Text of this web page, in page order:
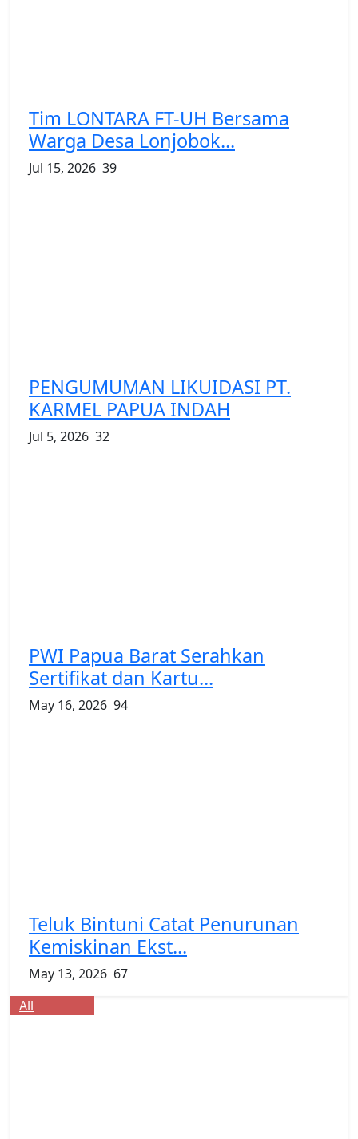
Tim LONTARA FT-UH Bersama
Warga Desa Lonjobok...
Jul 15, 2026 39
PENGUMUMAN LIKUIDASI PT.
KARMEL PAPUA INDAH
Jul 5, 2026 32
PWI Papua Barat Serahkan
Sertifikat dan Kartu...
May 16, 2026 94
Teluk Bintuni Catat Penurunan
Kemiskinan Ekst...
May 13, 2026 67
All